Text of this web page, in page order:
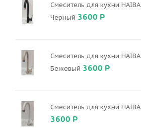
Смеситель для кухни
Черный 3600 Р
Смеситель для кухни
Бежевый 3600 Р
Смеситель для кухни
3600 Р